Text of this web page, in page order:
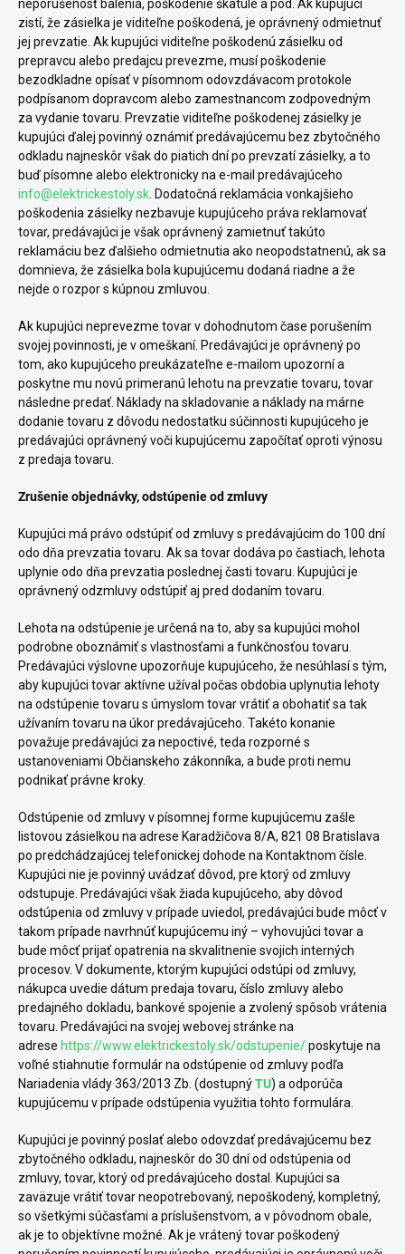
neporušenosť balenia, poškodenie škatule a pod. Ak kupujúci
zistí, že zásielka je viditeľne poškodená, je oprávnený odmietnuť
jej prevzatie. Ak kupujúci viditeľne poškodenú zásielku od
prepravcu alebo predajcu prevezme, musí poškodenie
bezodkladne opísať v písomnom odovzdávacom protokole
podpísanom dopravcom alebo zamestnancom zodpovedným
za vydanie tovaru. Prevzatie viditeľne poškodenej zásielky je
kupujúci ďalej povinný oznámiť predávajúcemu bez zbytočného
odkladu najneskôr však do piatich dní po prevzatí zásielky, a to
buď písomne alebo elektronicky na e-mail predávajúceho
info@elektrickestoly.sk . Dodatočná reklamácia vonkajšieho
poškodenia zásielky nezbavuje kupujúceho práva reklamovať
tovar, predávajúci je však oprávnený zamietnuť takúto
reklamáciu bez ďalšieho odmietnutia ako neopodstatnenú, ak sa
domnieva, že zásielka bola kupujúcemu dodaná riadne a že
nejde o rozpor s kúpnou zmluvou.
Ak kupujúci neprevezme tovar v dohodnutom čase porušením
svojej povinnosti, je v omeškaní. Predávajúci je oprávnený po
tom, ako kupujúceho preukázateľne e-mailom upozorní a
poskytne mu novú primeranú lehotu na prevzatie tovaru, tovar
následne predať. Náklady na skladovanie a náklady na márne
dodanie tovaru z dôvodu nedostatku súčinnosti kupujúceho je
predávajúci oprávnený voči kupujúcemu započítať oproti výnosu
z predaja tovaru.
Zrušenie objednávky, odstúpenie od zmluvy
Kupujúci má právo odstúpiť od zmluvy s predávajúcim do 100 dní
odo dňa prevzatia tovaru. Ak sa tovar dodáva po častiach, lehota
uplynie odo dňa prevzatia poslednej časti tovaru. Kupujúci je
oprávnený odzmluvy odstúpiť aj pred dodaním tovaru.
Lehota na odstúpenie je určená na to, aby sa kupujúci mohol
podrobne oboznámiť s vlastnosťami a funkčnosťou tovaru.
Predávajúci výslovne upozorňuje kupujúceho, že nesúhlasí s tým,
aby kupujúci tovar aktívne užíval počas obdobia uplynutia lehoty
na odstúpenie tovaru s úmyslom tovar vrátiť a obohatiť sa tak
užívaním tovaru na úkor predávajúceho. Takéto konanie
považuje predávajúci za nepoctivé, teda rozporné s
ustanoveniami Občianskeho zákonníka, a bude proti nemu
podnikať právne kroky.
Odstúpenie od zmluvy v písomnej forme kupujúcemu zašle
listovou zásielkou na adrese Karadžičova 8/A, 821 08 Bratislava
po predchádzajúcej telefonickej dohode na Kontaktnom čísle.
Kupujúci nie je povinný uvádzať dôvod, pre ktorý od zmluvy
odstupuje. Predávajúci však žiada kupujúceho, aby dôvod
odstúpenia od zmluvy v prípade uviedol, predávajúci bude môcť v
takom prípade navrhnúť kupujúcemu iný – vyhovujúci tovar a
bude môcť prijať opatrenia na skvalitnenie svojich interných
procesov. V dokumente, ktorým kupujúci odstúpi od zmluvy,
nákupca uvedie dátum predaja tovaru, číslo zmluvy alebo
predajného dokladu, bankové spojenie a zvolený spôsob vrátenia
tovaru. Predávajúci na svojej webovej stránke na
adrese https://www.elektrickestoly.sk/odstupenie/poskytuje na
voľné stiahnutie formulár na odstúpenie od zmluvy podľa
Nariadenia vlády 363/2013 Zb. (dostupnýTU) a odporúča
kupujúcemu v prípade odstúpenia využitia tohto formulára.
Kupujúci je povinný poslať alebo odovzdať predávajúcemu bez
zbytočného odkladu, najneskôr do 30 dní od odstúpenia od
zmluvy, tovar, ktorý od predávajúceho dostal. Kupujúci sa
zaväzuje vrátiť tovar neopotrebovaný, nepoškodený, kompletný,
so všetkými súčasťami a príslušenstvom, a v pôvodnom obale,
ak je to objektívne možné. Ak je vrátený tovar poškodený